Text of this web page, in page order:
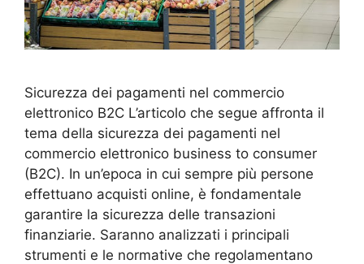
Sicurezza dei pagamenti nel commercio
elettronico B2C L’articolo che segue affronta il
tema della sicurezza dei pagamenti nel
commercio elettronico business to consumer
(B2C). In un’epoca in cui sempre più persone
effettuano acquisti online, è fondamentale
garantire la sicurezza delle transazioni
finanziarie. Saranno analizzati i principali
strumenti e le normative che regolamentano